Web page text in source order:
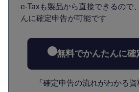
e-Taxも製品から直接できるので
んに確定申告が可能です
無料でかんたんに確
『確定申告の流れがわかる